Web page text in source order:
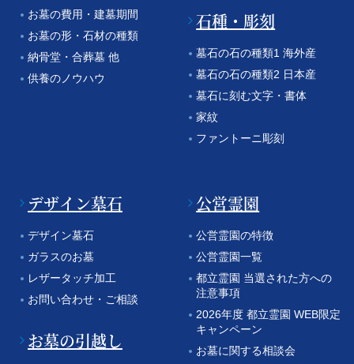
お墓の費用・建墓期間
お墓の形・石材の種類
納骨堂・合葬墓 他
供養のノウハウ
石種・彫刻
墓石の石の種類1 海外産
墓石の石の種類2 日本産
墓石に刻む文字・書体
家紋
ファントーニ彫刻
デザイン墓石
デザイン墓石
ガラスのお墓
レザータッチ加工
お問い合わせ・ご相談
お墓の引越し
公営霊園
公営霊園の特徴
公営霊園一覧
都立霊園 当選された方への
注意事項
2026年度 都立霊園 WEB限定
キャンペーン
お墓に関する相談会